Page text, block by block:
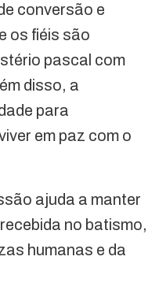
conversão e
os fiéis são
pascal com
disso, a
para
em paz com o
ajuda a manter
no batismo,
humanas e da